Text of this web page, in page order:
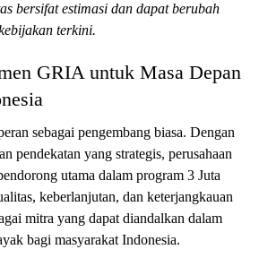
bersifat estimasi dan dapat berubah
terkini.
GRIA untuk Masa Depan
sebagai pengembang biasa. Dengan
pendekatan yang strategis, perusahaan
utama dalam program 3 Juta
keberlanjutan, dan keterjangkauan
mitra yang dapat diandalkan dalam
bagi masyarakat Indonesia.